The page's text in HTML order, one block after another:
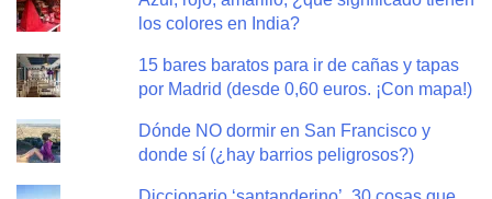
los colores en India?
15 bares baratos para ir de cañas y tapas
por Madrid (desde 0,60 euros. ¡Con mapa!)
Dónde NO dormir en San Francisco y
donde sí (¿hay barrios peligrosos?)